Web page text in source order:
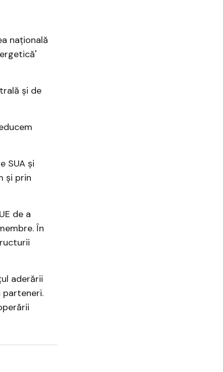
națională
și de
SUA și
și prin
de a
În
aderării
parteneri.